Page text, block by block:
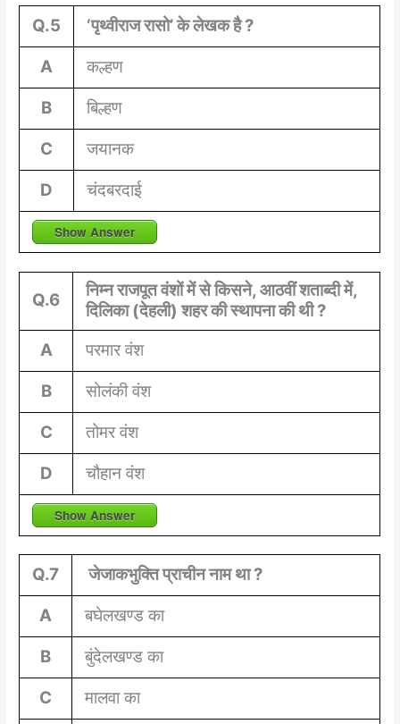
Q.5
‘पृथ्वीराज रासो’ के लेखक है ?
A
कल्हण
B
बिल्हण
C
जयानक
D
चंदबरदाई
Show Answer
Q.6
निम्न राजपूत वंशों में से किसने, आठवीं शताब्दी में,
दिलिका (देहली) शहर की स्थापना की थी ?
A
परमार वंश
B
सोलंकी वंश
C
तोमर वंश
D
चौहान वंश
Show Answer
Q.7
जेजाकभुक्ति प्राचीन नाम था ?
A
बघेलखण्ड का
B
बुंदेलखण्ड का
C
मालवा का